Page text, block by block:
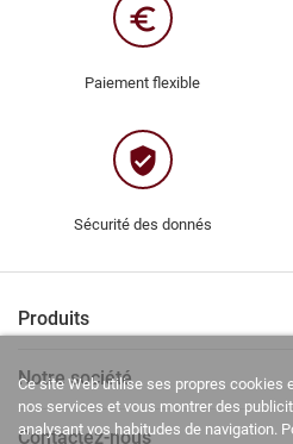
euro_symbol
Paiement flexible
verified_user
Sécurité des donnés
Produits
Notre société
Contactez-nous
Ce site Web utilise ses propres cookies
nos services et vous montrer des
analysant vos habitudes de navigation.